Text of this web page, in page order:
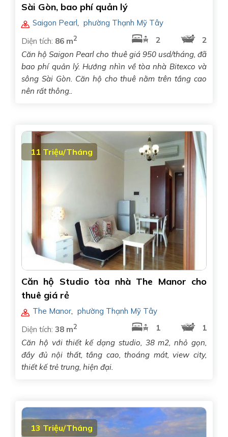
Sài Gòn, bao phí quản lý
Saigon Pearl, phường Thạnh Mỹ Tây
Diện tích: 86 m2 2
2
Căn hộ Saigon Pearl cho thuê giá 950 usd/tháng, đã
bao phí quản lý. Hướng nhìn về tòa nhà Bitexco và
sông Sài Gòn. Căn hộ cho thuê nằm trên tầng cao
nên rất thông..
11 Triệu/Tháng
Căn hộ Studio tòa nhà The Manor cho
thuê giá rẻ
The Manor
phường Thạnh Mỹ Tây
Diện tích: 38 m2 1
1
Căn hộ với thiết kế dạng studio, 38 m2, nhỏ gọn,
đầy đủ nội thất, tầng cao, thoáng mát, view city,
thiết kế trẻ trung, hiện đại.
13 Triệu/Tháng